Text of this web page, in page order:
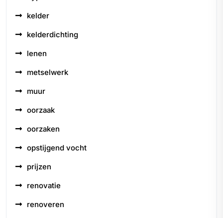
kelder
kelderdichting
lenen
metselwerk
muur
oorzaak
oorzaken
opstijgend vocht
prijzen
renovatie
renoveren